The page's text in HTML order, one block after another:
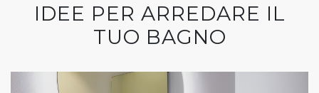
IDEE PER ARREDARE IL
TUO BAGNO